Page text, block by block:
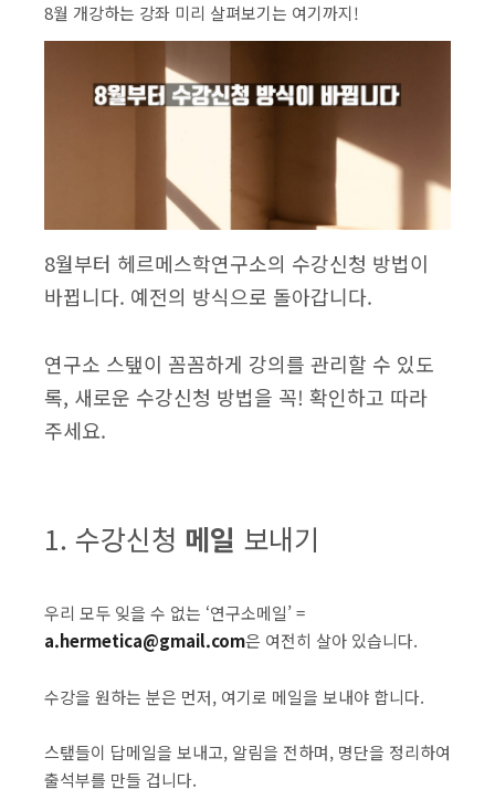
8월 개강하는 강좌 미리 살펴보기는 여기까지!
8월부터 헤르메스학연구소의 수강신청 방법이
바뀝니다. 예전의 방식으로 돌아갑니다.
연구소 스탶이 꼼꼼하게 강의를 관리할 수 있도
록, 새로운 수강신청 방법을 꼭! 확인하고 따라
주세요.
1. 수강신청 메일 보내기
우리 모두 잊을 수 없는 ‘연구소메일’ =
a.hermetica@gmail.com은 여전히 살아 있습니다.
수강을 원하는 분은 먼저, 여기로 메일을 보내야 합니다.
스탶들이 답메일을 보내고, 알림을 전하며, 명단을 정리하여
출석부를 만들 겁니다.